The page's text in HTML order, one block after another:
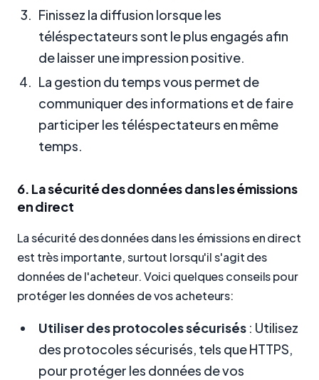
Finissez la diffusion lorsque les
téléspectateurs sont le plus engagés afin
de laisser une impression positive.
La gestion du temps vous permet de
communiquer des informations et de faire
participer les téléspectateurs en même
temps.
6. La sécurité des données dans les émissions
en direct
La sécurité des données dans les émissions en direct
est très importante, surtout lorsqu'il s'agit des
données de l'acheteur. Voici quelques conseils pour
protéger les données de vos acheteurs:
Utiliser des protocoles sécurisés : Utilisez
des protocoles sécurisés, tels que HTTPS,
pour protéger les données de vos